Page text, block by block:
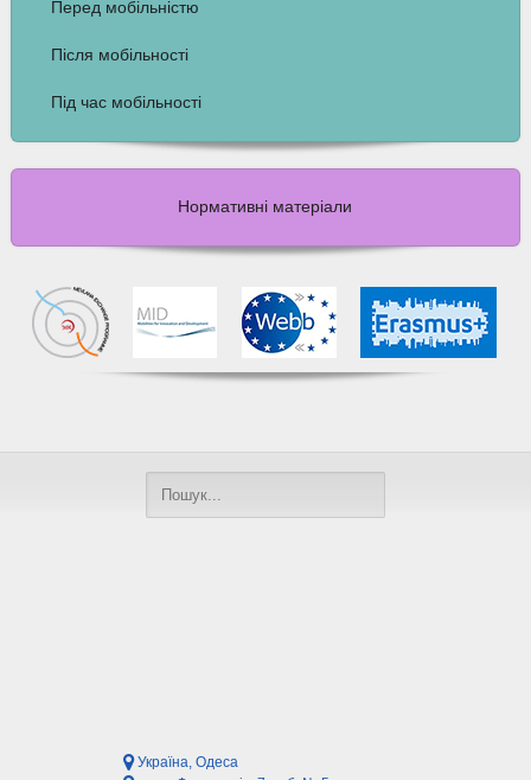
Перед мобільністю
Після мобільності
Під час мобільності
Нормативні матеріали
Україна, Одеса